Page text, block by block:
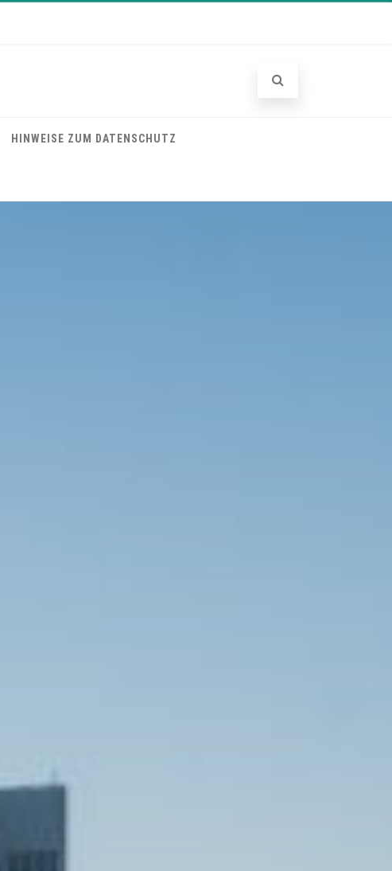
HINWEISE ZUM DATENSCHUTZ